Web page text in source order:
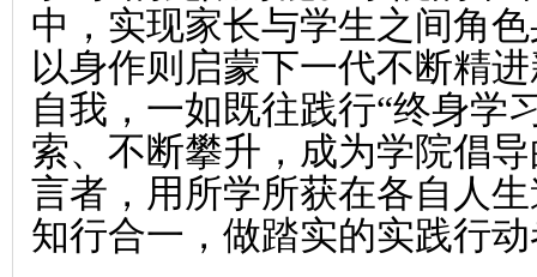
中，实现家长与学生之间角
以身作则启蒙下一代不断精
自我，一如既往践行“终身学
索、不断攀升，成为学院倡
言者，用所学所获在各自人
知行合一，做踏实的实践行